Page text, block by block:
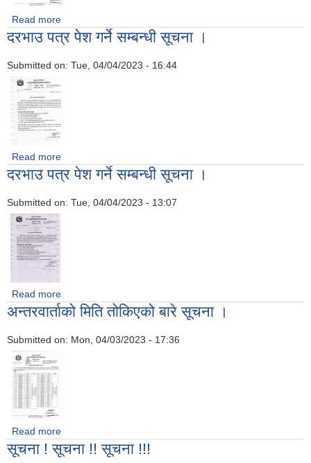
Read more
दरभाउ पत्र पेश गर्ने सम्बन्धी सूचना ।
Submitted on: Tue, 04/04/2023 - 16:44
Read more
दरभाउ पत्र पेश गर्ने सम्बन्धी सूचना ।
Submitted on: Tue, 04/04/2023 - 13:07
Read more
अन्तरवार्ताको मिति तोकिएको बारे सूचना ।
Submitted on: Mon, 04/03/2023 - 17:36
Read more
सूचना ! सूचना !! सूचना !!!